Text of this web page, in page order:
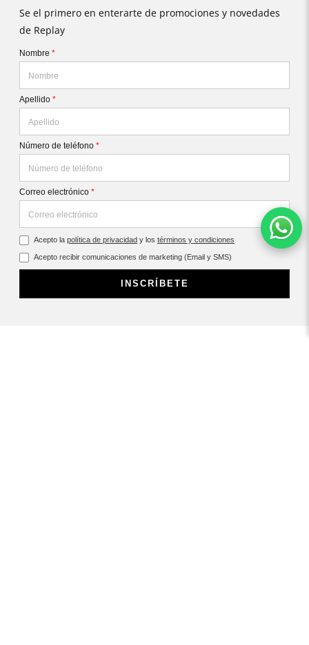
Se el primero en enterarte de promociones y novedades
de Replay
Nombre *
Apellido *
Número de teléfono *
Correo electrónico *
Acepto la política de privacidad y los términos y condiciones
Acepto recibir comunicaciones de marketing (Email y SMS)
INSCRÍBETE